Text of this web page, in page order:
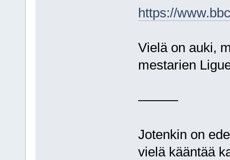
https://
Vielä on auki,
mestarien
———
Jotenkin on
vielä kääntää